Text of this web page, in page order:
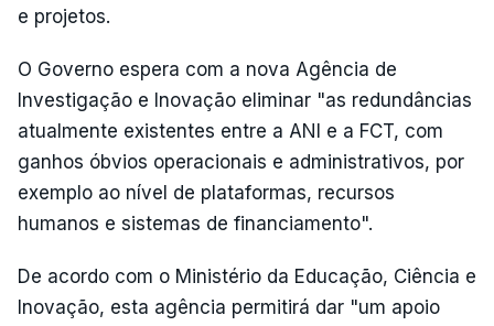
e projetos.
O Governo espera com a nova Agência de
Investigação e Inovação eliminar "as redundâncias
atualmente existentes entre a ANI e a FCT, com
ganhos óbvios operacionais e administrativos, por
exemplo ao nível de plataformas, recursos
humanos e sistemas de financiamento".
De acordo com o Ministério da Educação, Ciência e
Inovação, esta agência permitirá dar "um apoio